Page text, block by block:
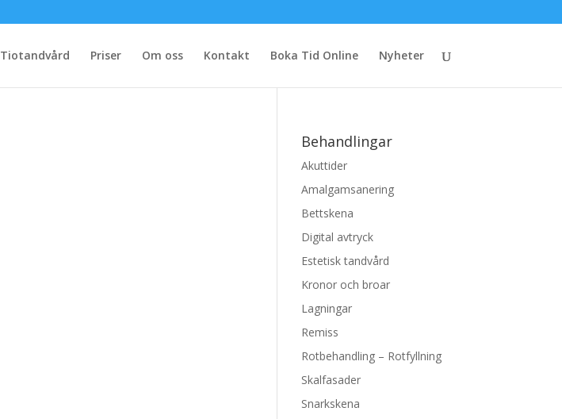
Tiotandvård Priser Om oss Kontakt Boka Tid Online Nyheter
Behandlingar
Akuttider
Amalgamsanering
Bettskena
Digital avtryck
Estetisk tandvård
Kronor och broar
Lagningar
Remiss
Rotbehandling – Rotfyllning
Skalfasader
Snarkskena